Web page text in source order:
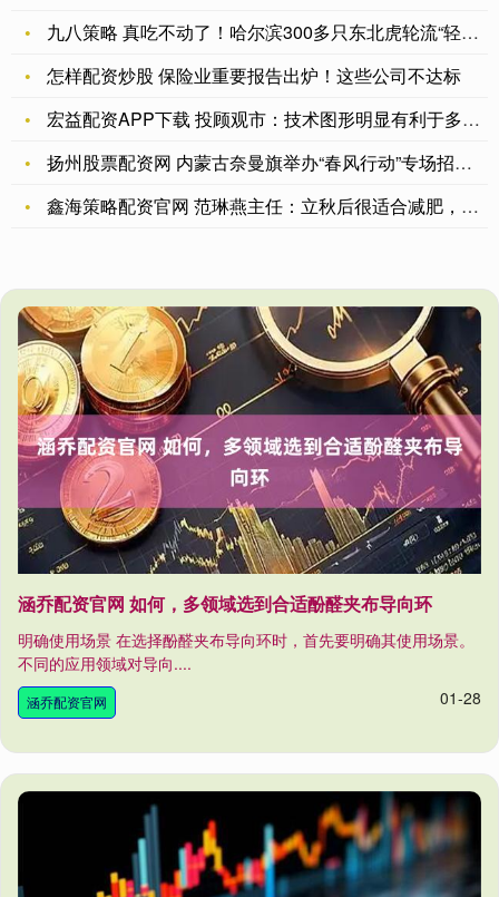
九八策略 真吃不动了！哈尔滨300多只东北虎轮流“轻断食”
怎样配资炒股 保险业重要报告出炉！这些公司不达标
宏益配资APP下载 投顾观市：技术图形明显有利于多方，大盘会
扬州股票配资网 内蒙古奈曼旗举办“春风行动”专场招聘会
鑫海策略配资官网 范琳燕主任：立秋后很适合减肥，是养脾胃的好
涵乔配资官网 如何，多领域选到合适酚醛夹布导向环
明确使用场景 在选择酚醛夹布导向环时，首先要明确其使用场景。
不同的应用领域对导向....
涵乔配资官网 01-28